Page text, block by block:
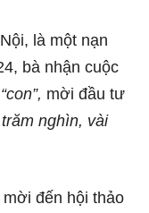
là một nạn
bà nhận cuộc
“con”, mời đầu tư
trăm nghìn, vài
đến hội thảo